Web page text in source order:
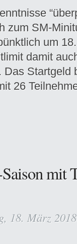
zum SM-
um
damit
Startgeld
26
mit
18. März